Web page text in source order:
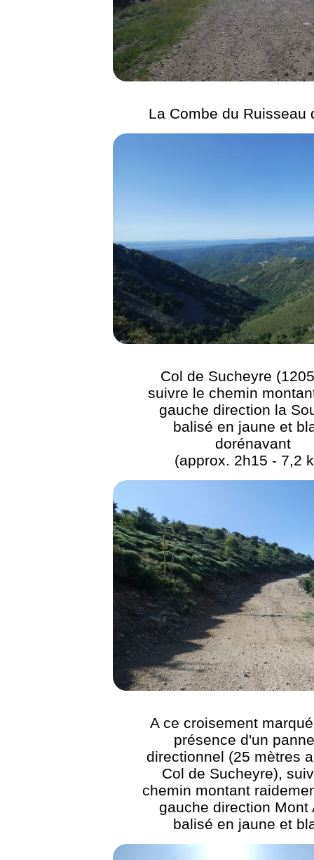
La Combe du Ruisseau
Col de Sucheyre
suivre le chemin
gauche direction la
balisé en jaune et
dorénavant
(approx. 2h15 - 7,2
A ce croisement
présence d'un
directionnel (25 mètres
Col de Sucheyre),
chemin montant
gauche direction Mont
balisé en jaune et